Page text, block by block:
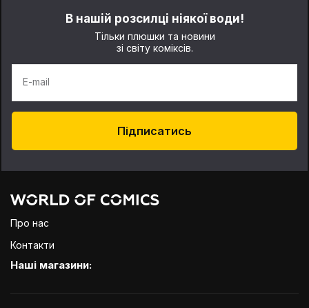
В нашій розсилці ніякої води!
Тільки плюшки та новини
зі світу коміксів.
E-mail
Підписатись
Про нас
Контакти
Наші магазини: